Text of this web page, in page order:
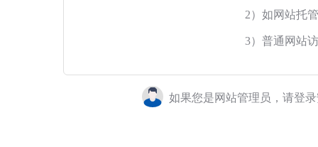
2）如网站托
3）普通网站
如果您是网站管理员，请登